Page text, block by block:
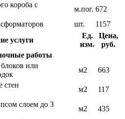
короба с
м.пог. 672
шт.
1157
услуги
Ед.
изм.
Цена,
руб.
работы
или
м2
663
стен
м2
117
слоем до 3
м2
435